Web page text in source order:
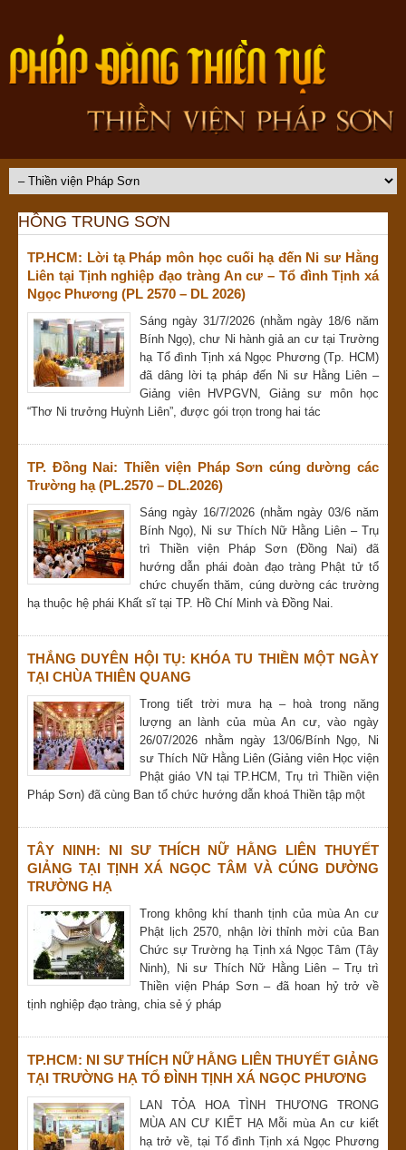
HỒNG TRUNG SƠN
TP.HCM: Lời tạ Pháp môn học cuối hạ đến Ni sư Hằng
Liên tại Tịnh nghiệp đạo tràng An cư – Tổ đình Tịnh xá
Ngọc Phương (PL 2570 – DL 2026)
Sáng ngày 31/7/2026 (nhằm ngày 18/6 năm
Bính Ngọ), chư Ni hành giả an cư tại Trường
hạ Tổ đình Tịnh xá Ngọc Phương (Tp. HCM)
đã dâng lời tạ pháp đến Ni sư Hằng Liên –
Giảng viên HVPGVN, Giảng sư môn học
“Thơ Ni trưởng Huỳnh Liên”, được gói trọn trong hai tác
TP. Đồng Nai: Thiền viện Pháp Sơn cúng dường các
Trường hạ (PL.2570 – DL.2026)
Sáng ngày 16/7/2026 (nhằm ngày 03/6 năm
Bính Ngọ), Ni sư Thích Nữ Hằng Liên – Trụ
trì Thiền viện Pháp Sơn (Đồng Nai) đã
hướng dẫn phái đoàn đạo tràng Phật tử tổ
chức chuyến thăm, cúng dường các trường
hạ thuộc hệ phái Khất sĩ tại TP. Hồ Chí Minh và Đồng Nai.
THẮNG DUYÊN HỘI TỤ: KHÓA TU THIỀN MỘT NGÀY
TẠI CHÙA THIÊN QUANG
Trong tiết trời mưa hạ – hoà trong năng
lượng an lành của mùa An cư, vào ngày
26/07/2026 nhằm ngày 13/06/Bính Ngọ, Ni
sư Thích Nữ Hằng Liên (Giảng viên Học viện
Phật giáo VN tại TP.HCM, Trụ trì Thiền viện
Pháp Sơn) đã cùng Ban tổ chức hướng dẫn khoá Thiền tập một
TÂY NINH: NI SƯ THÍCH NỮ HẰNG LIÊN THUYẾT
GIẢNG TẠI TỊNH XÁ NGỌC TÂM VÀ CÚNG DƯỜNG
TRƯỜNG HẠ
Trong không khí thanh tịnh của mùa An cư
Phật lịch 2570, nhận lời thỉnh mời của Ban
Chức sự Trường hạ Tịnh xá Ngọc Tâm (Tây
Ninh), Ni sư Thích Nữ Hằng Liên – Trụ trì
Thiền viện Pháp Sơn – đã hoan hỷ trở về
tịnh nghiệp đạo tràng, chia sẻ ý pháp
TP.HCM: NI SƯ THÍCH NỮ HẰNG LIÊN THUYẾT GIẢNG
TẠI TRƯỜNG HẠ TỔ ĐÌNH TỊNH XÁ NGỌC PHƯƠNG
LAN TỎA HOA TÌNH THƯƠNG TRONG
MÙA AN CƯ KIẾT HẠ Mỗi mùa An cư kiết
hạ trở về, tại Tổ đình Tịnh xá Ngọc Phương